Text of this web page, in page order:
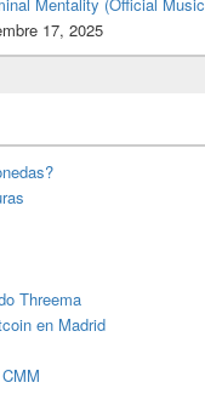
17, 2025
Threema
en Madrid